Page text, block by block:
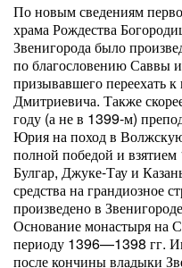
По новым сведениям
храма Рождества
Звенигорода было
по благословению Саввы
призывавшего переехать
Дмитриевича. Также
году (а не в 1399-м)
Юрия на поход в
полной победой и
Булгар, Джуке-Тау и
средства на грандиозное
произведено в
Основание монастыря на
периоду 1396—1398 гг.
после кончины владыки